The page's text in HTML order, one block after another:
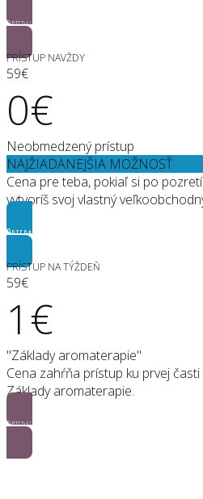
Objednať
PRÍSTUP NAVŽDY
59€
0€
Neobmedzený prístup
NAJŽIADANEJŠIA MOŽNOSŤ
Cena pre teba, pokiaľ si po
vytvoríš svoj vlastný
Objednať
PRÍSTUP NA TÝŽDEŇ
59€
1€
"Základy aromaterapie"
Cena zahŕňa prístup ku prvej
Základy aromaterapie.
Objednať